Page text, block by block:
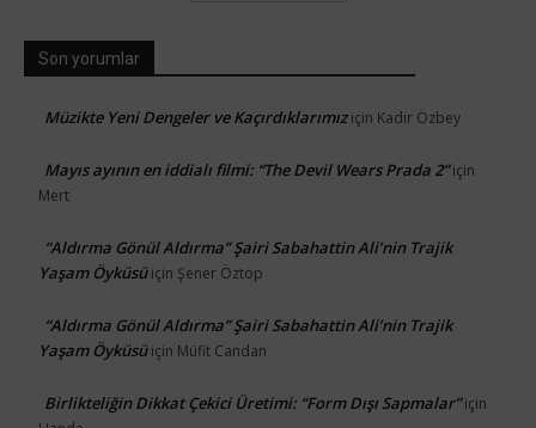
Son yorumlar
Müzikte Yeni Dengeler ve Kaçırdıklarımıziçin Kadir Özbey
Mayıs ayının en iddialı filmi: “The Devil Wears Prada 2”için
Mert
“Aldırma Gönül Aldırma” Şairi Sabahattin Ali’nin Trajik
Yaşam Öyküsüiçin Şener Öztop
“Aldırma Gönül Aldırma” Şairi Sabahattin Ali’nin Trajik
Yaşam Öyküsüiçin Müfit Candan
Birlikteliğin Dikkat Çekici Üretimi: “Form Dışı Sapmalar”için